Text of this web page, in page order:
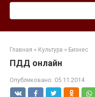
Главная » Культура » Бизнес
ПДД онлайн
Опубликовано: 05.11.2014